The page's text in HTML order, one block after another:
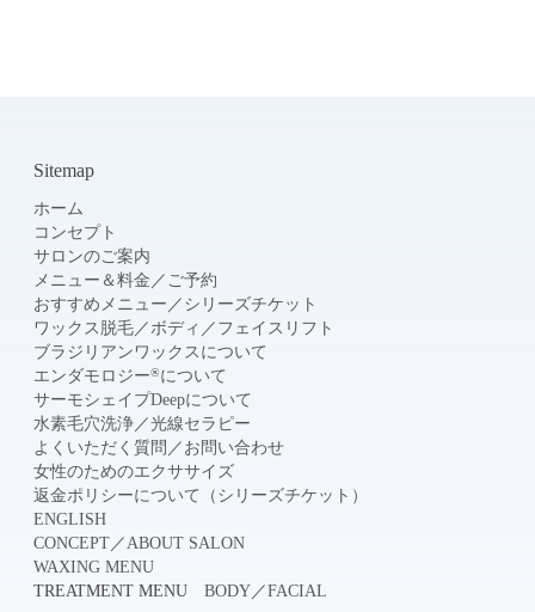
Sitemap
ホーム
コンセプト
サロンのご案内
メニュー＆料金 ／ ご予約
おすすめメニュー ／ シリーズチケット
ワックス脱毛／ボディ ／ フェイスリフト
ブラジリアンワックスについて
エンダモロジー®について
サーモシェイプDeepについて
水素毛穴洗浄／光線セラピー
よくいただく質問 ／ お問い合わせ
女性のためのエクササイズ
返金ポリシーについて（シリーズチケット）
ENGLISH
CONCEPT／ABOUT SALON
WAXING MENU
TREATMENT MENUBODY／FACIAL